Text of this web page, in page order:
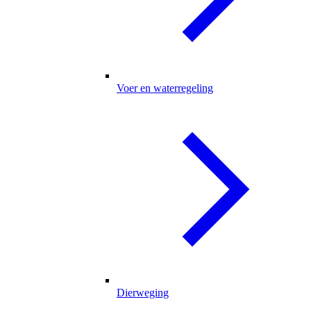
Voer en waterregeling
Dierweging